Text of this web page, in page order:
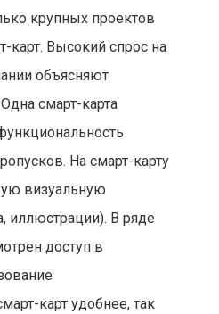
крупных проектов
карт. Высокий спрос на
объясняют
смарт-карта
На смарт-карту
визуальную
иллюстрации). В ряде
доступ в
карт удобнее, так